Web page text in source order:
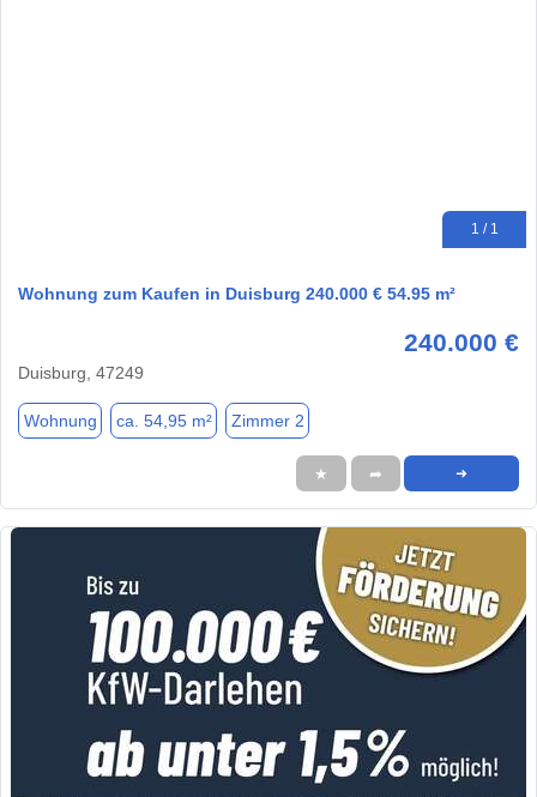
1 / 1
Wohnung zum Kaufen in Duisburg 240.000 € 54.95 m²
240.000 €
Duisburg, 47249
Wohnung ca. 54,95 m² Zimmer 2
★ ➦ ➜